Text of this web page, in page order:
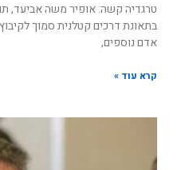
בתאונת דרכים קטלנית סמוך
אדם נוספים,
קרא עוד »